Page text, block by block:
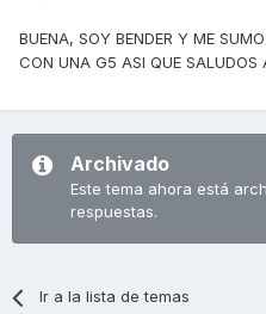
BUENA, SOY BENDER Y ME
CON UNA G5 ASI QUE SALUDOS
Archivado
Este tema ahora está
respuestas.
Ir a la lista de temas